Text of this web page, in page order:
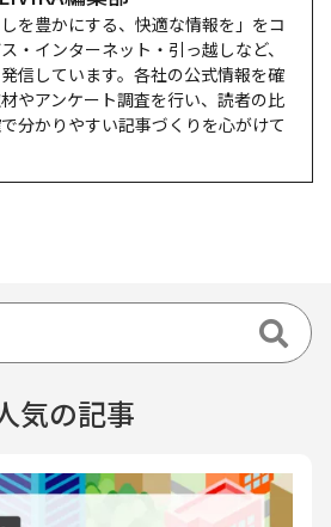
を豊かにする、快適な情報を」をコ
・インターネット・引っ越しなど、
信しています。各社の公式情報を確
やアンケート調査を行い、読者の比
分かりやすい記事づくりを心がけて
気の記事